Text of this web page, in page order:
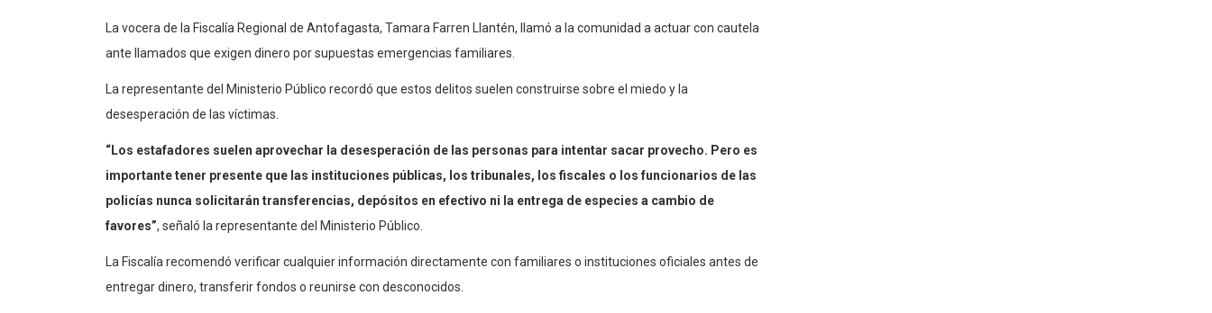
La vocera de la Fiscalía Regional de Antofagasta, Tamara Farren Llantén, llamó a la comunidad a actuar con cautela
ante llamados que exigen dinero por supuestas emergencias familiares.
La representante del Ministerio Público recordó que estos delitos suelen construirse sobre el miedo y la
desesperación de las víctimas.
“Los estafadores suelen aprovechar la desesperación de las personas para intentar sacar provecho. Pero es
importante tener presente que las instituciones públicas, los tribunales, los fiscales o los funcionarios de las
policías nunca solicitarán transferencias, depósitos en efectivo ni la entrega de especies a cambio de
favores”, señaló la representante del Ministerio Público.
La Fiscalía recomendó verificar cualquier información directamente con familiares o instituciones oficiales antes de
entregar dinero, transferir fondos o reunirse con desconocidos.